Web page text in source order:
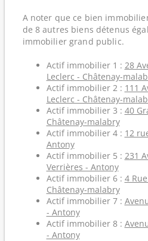
A noter que ce bien
de 8 autres biens détenus
immobilier grand public.
Actif immobilier 1 : 28
Leclerc - Châtenay-
Actif immobilier 2 : 111
Leclerc - Châtenay-
Actif immobilier 3 : 40
Châtenay-malabry
Actif immobilier 4 : 12
Antony
Actif immobilier 5 : 231
Verrières - Antony
Actif immobilier 6 : 4
Châtenay-malabry
Actif immobilier 7 :
- Antony
Actif immobilier 8 :
- Antony